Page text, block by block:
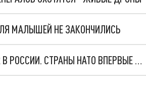
МАЛЫШЕЙ НЕ ЗАКОНЧИЛИСЬ
"ОЧЕНЬ ПЛОХИЕ НОВОСТИ": БОЛЬШАЯ ОШИБКА PALANTIR В РОССИИ. СТРАНЫ НАТО ВПЕРВЫЕ ЗА СВО ОСТАНОВИЛИ ПОСТАВКИ ОРУЖИЯ. ВСУ ТЕРЯЮТ ПРИГРАНИЧЬЕ?